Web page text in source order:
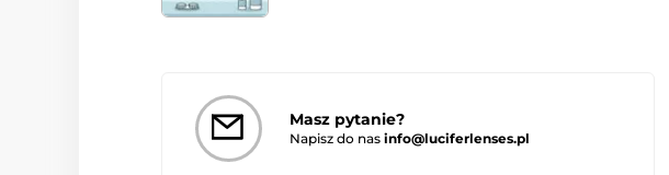
Masz pytanie?
Napisz do nas info@luciferlenses.pl